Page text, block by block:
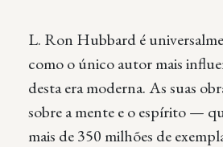
L. Ron Hubbard é
como o único autor mais
desta era moderna. As suas
sobre a mente e o espírito —
mais de 350 milhões de